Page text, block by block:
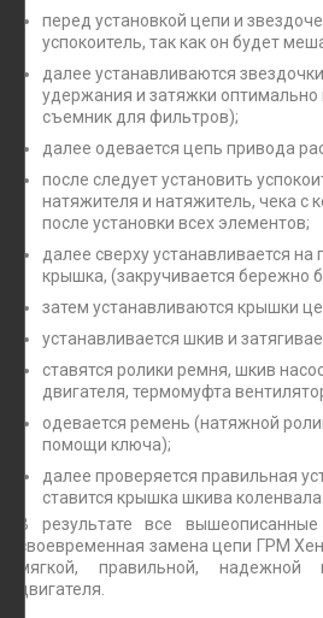
перед установкой цепи и
успокоитель, так как он будет
далее устанавливаются
удержания и затяжки оптимально
съемник для фильтров);
далее одевается цепь привода
после следует установить
натяжителя и натяжитель, чека с
после установки всех элементов;
далее сверху устанавливается
крышка, (закручивается бережно
затем устанавливаются крышки
устанавливается шкив и
ставятся ролики ремня, шкив
двигателя, термомуфта
одевается ремень (натяжной
помощи ключа);
далее проверяется правильная
ставится крышка шкива коленвала.
В результате все
своевременная замена цепи ГРМ
мягкой, правильной, надежной
двигателя.